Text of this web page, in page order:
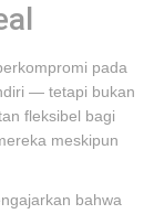
pada
— tetapi bukan
fleksibel bagi
meskipun
bahwa